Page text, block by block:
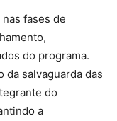
fases de
do programa.
da salvaguarda das
do
a